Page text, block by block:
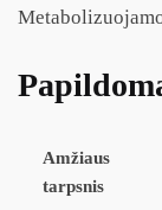
Amžiaus
tarpsnis